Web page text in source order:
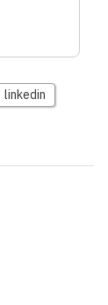
linkedin